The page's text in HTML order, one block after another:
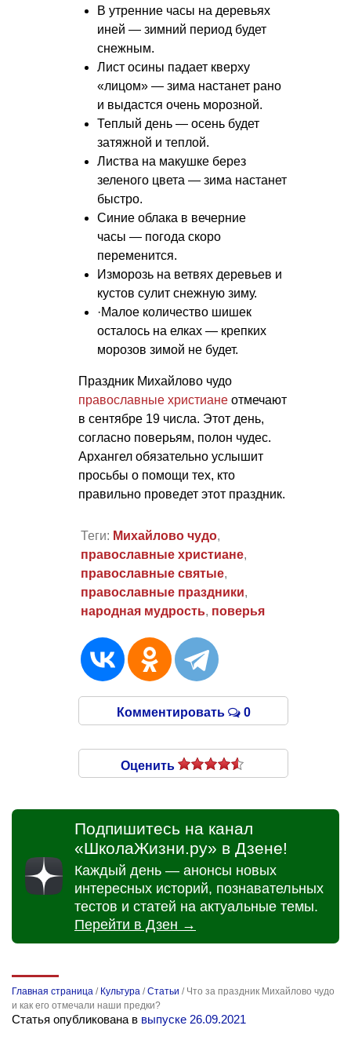
В утренние часы на деревьях
иней — зимний период будет
снежным.
Лист осины падает кверху
«лицом» — зима настанет рано
и выдастся очень морозной.
Теплый день — осень будет
затяжной и теплой.
Листва на макушке берез
зеленого цвета — зима настанет
быстро.
Синие облака в вечерние
часы — погода скоро
переменится.
Изморозь на ветвях деревьев и
кустов сулит снежную зиму.
·Малое количество шишек
осталось на елках — крепких
морозов зимой не будет.
Праздник Михайлово чудо
православные христиане отмечают
в сентябре 19 числа. Этот день,
согласно поверьям, полон чудес.
Архангел обязательно услышит
просьбы о помощи тех, кто
правильно проведет этот праздник.
Теги: Михайлово чудо,
православные христиане,
православные святые,
православные праздники,
народная мудрость, поверья
Комментировать 0
Оценить
Подпишитесь на канал
«ШколаЖизни.ру» в Дзене!
Каждый день — анонсы новых
интересных историй, познавательных
тестов и статей на актуальные темы.
Перейти в Дзен →
Главная страница / Культура /Статьи / Что за праздник Михайлово чудо
и как его отмечали наши предки?
Статья опубликована в выпуске 26.09.2021